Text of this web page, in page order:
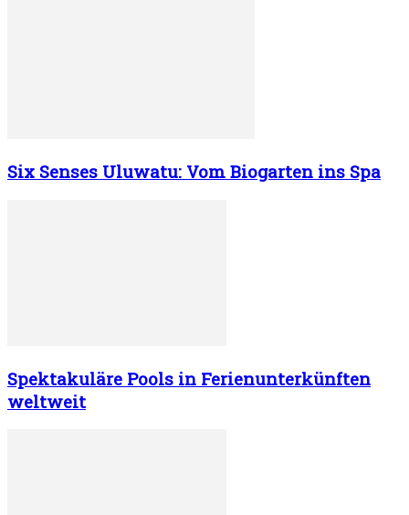
Six Senses Uluwatu: Vom Biogarten ins Spa
Spektakuläre Pools in Ferienunterkünften
weltweit